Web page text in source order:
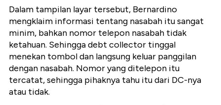
Dalam tampilan layar tersebut, Bernardino
mengklaim informasi tentang nasabah itu sangat
minim, bahkan nomor telepon nasabah tidak
ketahuan. Sehingga debt collector tinggal
menekan tombol dan langsung keluar panggilan
dengan nasabah. Nomor yang ditelepon itu
tercatat, sehingga pihaknya tahu itu dari DC-nya
atau tidak.